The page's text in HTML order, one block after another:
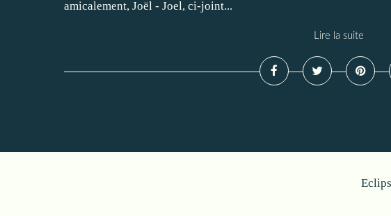
amicalement, Joël - Joel, ci-joint...
Lire la suite